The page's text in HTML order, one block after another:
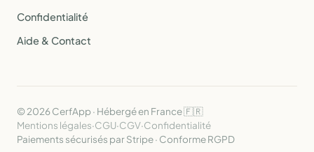
Confidentialité
Aide & Contact
© 2026 CerfApp · Hébergé en France 🇫🇷
Mentions légales·CGU·CGV·Confidentialité
Paiements sécurisés par Stripe · Conforme RGPD